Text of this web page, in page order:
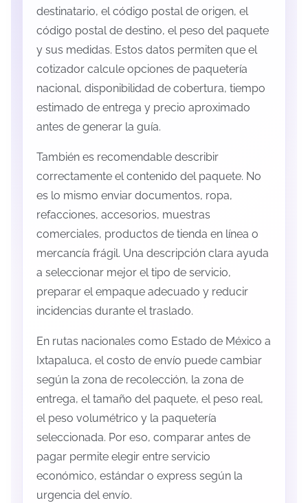
destinatario, el código postal de origen, el
código postal de destino, el peso del paquete
y sus medidas. Estos datos permiten que el
cotizador calcule opciones de paquetería
nacional, disponibilidad de cobertura, tiempo
estimado de entrega y precio aproximado
antes de generar la guía.
También es recomendable describir
correctamente el contenido del paquete. No
es lo mismo enviar documentos, ropa,
refacciones, accesorios, muestras
comerciales, productos de tienda en línea o
mercancía frágil. Una descripción clara ayuda
a seleccionar mejor el tipo de servicio,
preparar el empaque adecuado y reducir
incidencias durante el traslado.
En rutas nacionales como Estado de México a
Ixtapaluca, el costo de envío puede cambiar
según la zona de recolección, la zona de
entrega, el tamaño del paquete, el peso real,
el peso volumétrico y la paquetería
seleccionada. Por eso, comparar antes de
pagar permite elegir entre servicio
económico, estándar o express según la
urgencia del envío.